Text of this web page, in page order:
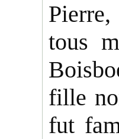
tous
fille
fut